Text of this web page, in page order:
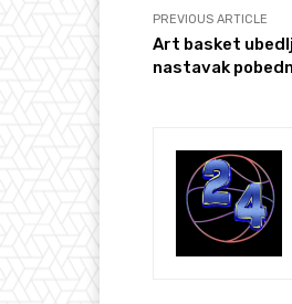
PREVIOUS ARTICLE
Art basket
nastavak